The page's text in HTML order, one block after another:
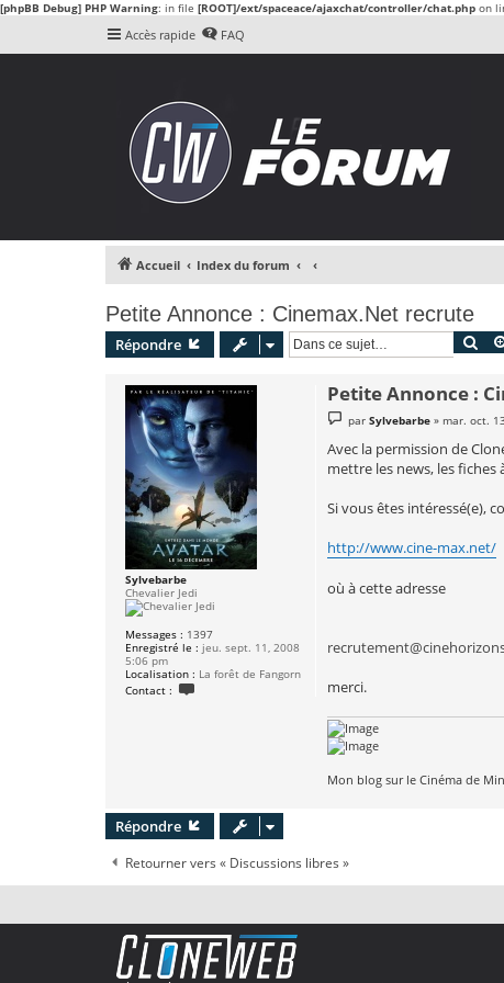
[phpBB Debug] PHP Warning: in file [ROOT]/ext/spaceace/ajaxchat/controller/chat.php on
Accès rapide FAQ
Accueil Index du forum
Petite Annonce : Cinemax.Net recrute
Répondre
Sylvebarbe
Chevalier Jedi
Messages : 1397
Enregistré le : jeu. sept. 11, 2008
5:06 pm
Localisation : La forêt de Fangorn
Contact :
y
l
v
b
a
e
Petite Annonce :
M
e
s
a
par Sylvebarbe» mar. oct.
Avec la permission de
mettre les news, les fiches
Si vous êtes intéressé(e),
http://www.cine-max.net/
où à cette adresse
merci.
Mon blog sur le Cinéma de
Répondre
Retourner vers « Discussions libres »